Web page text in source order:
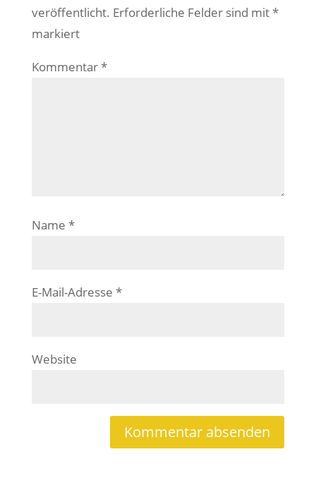
veröffentlicht. Erforderliche Felder sind mit*
markiert
Kommentar*
Name *
E-Mail-Adresse *
Website